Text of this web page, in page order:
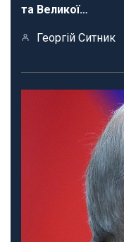
та Великої…
Георгій Ситник